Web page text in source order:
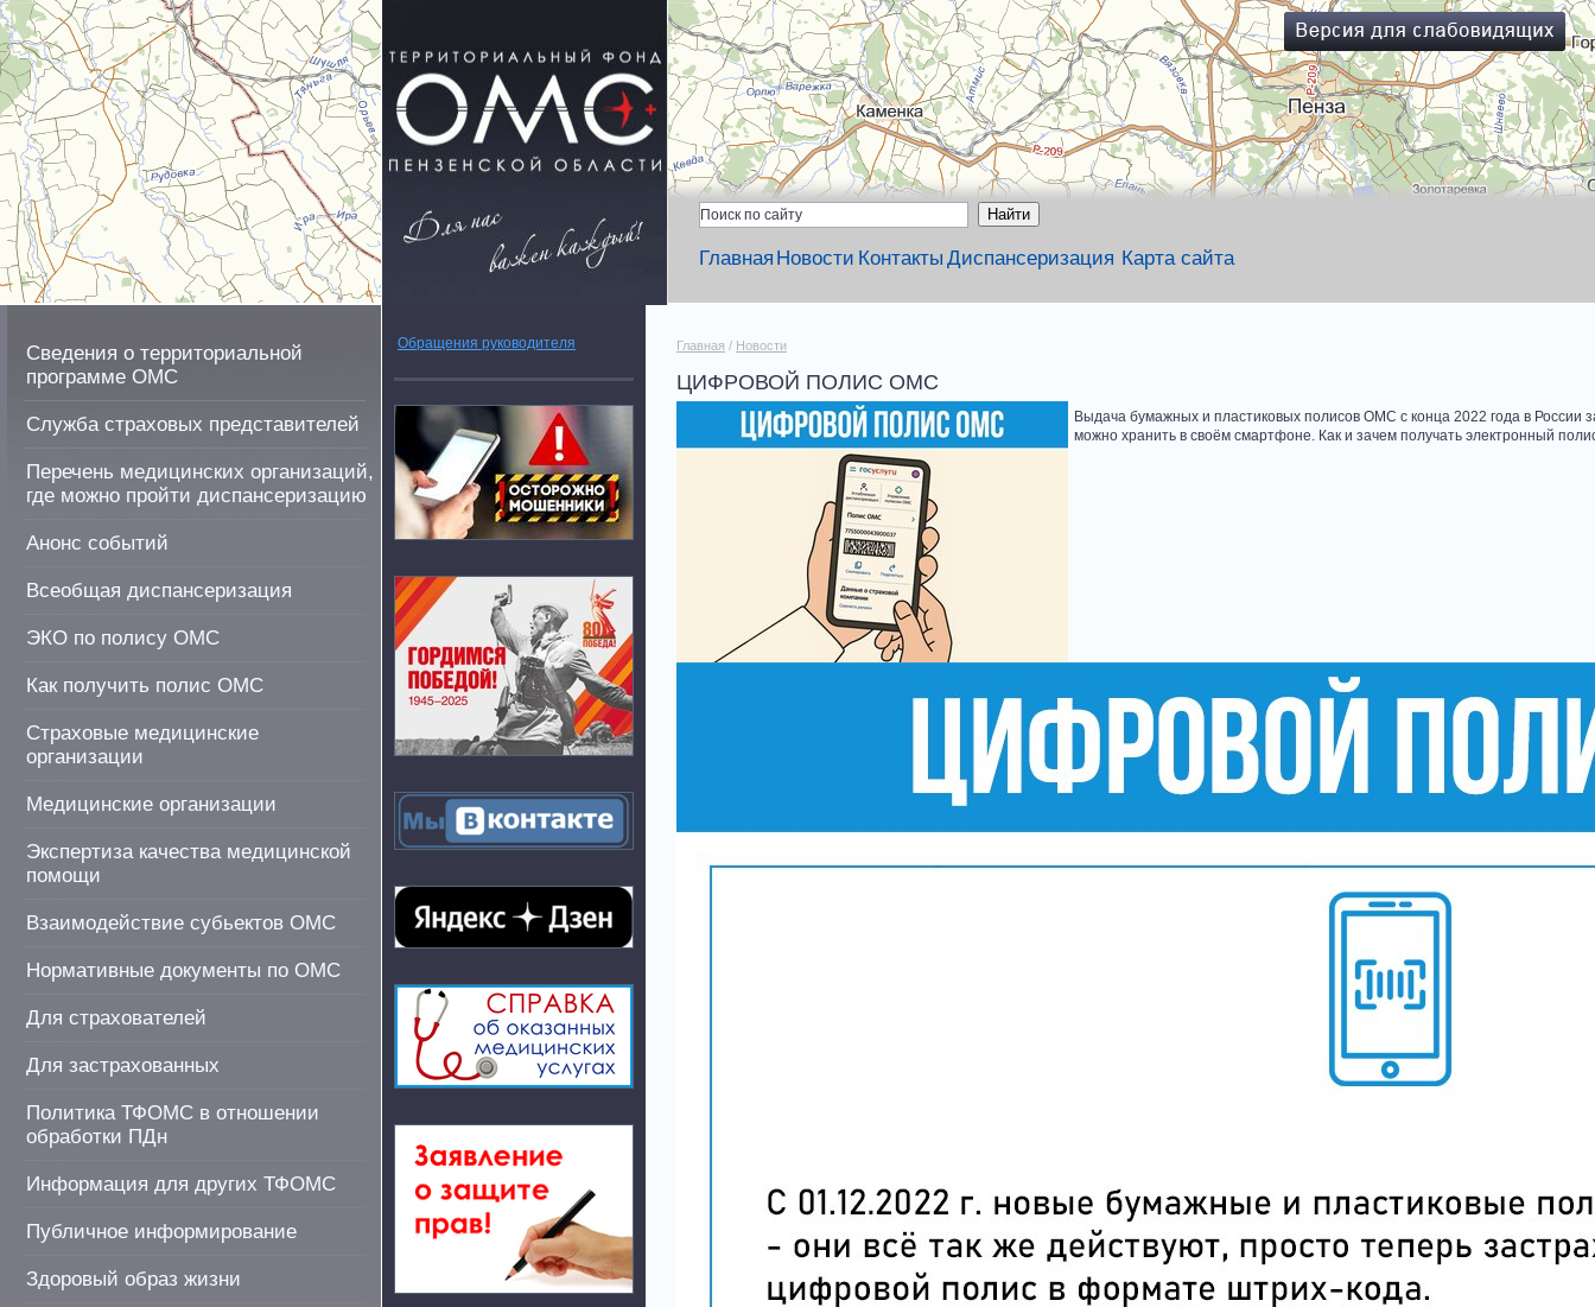
Главная Новости Контакты Диспансеризация Карта сайта
Сведения о территориальной
программе ОМС
Служба страховых представителей
Перечень медицинских организаций,
где можно пройти диспансеризацию
Анонс событий
Всеобщая диспансеризация
ЭКО по полису ОМС
Как получить полис ОМС
Страховые медицинские
организации
Медицинские организации
Экспертиза качества медицинской
помощи
Взаимодействие субьектов ОМС
Нормативные документы по ОМС
Для страхователей
Для застрахованных
Политика ТФОМС в отношении
обработки ПДн
Информация для других ТФОМС
Публичное информирование
Здоровый образ жизни
Обращения руководителя Главная / Новости
ЦИФРОВОЙ ПОЛИС ОМС
Выдача бумажных и пластиковых полисов ОМС с конца 2022 года в России
можно хранить в своём смартфоне. Как и зачем получать электронный